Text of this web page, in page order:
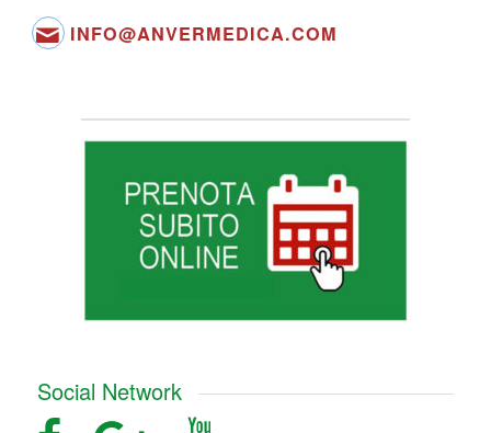
INFO@ANVERMEDICA.COM
Social Network